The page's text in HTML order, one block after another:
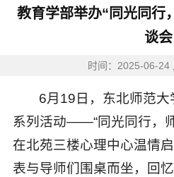
教育学部举办“同光同行
谈会
时间：2025-06-24
6月19日，东北师范大
系列活动——“同光同行，
在北苑三楼心理中心温情
表与导师们围桌而坐，回